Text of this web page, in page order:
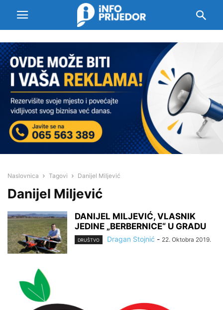
Naslovnica Tagovi Danijel Miljević
Danijel Miljević
DANIJEL MILJEVIĆ, VLASNIK
JEDINE „BERBERNICE“ U GRADU
DRUŠTVO Dragan Stojnić - 22. Oktobra 2019.